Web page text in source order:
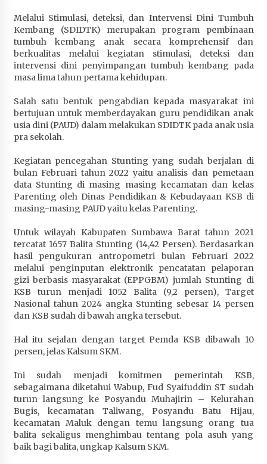
Dosen UTS Siap Kembangkan Inovasi Lewat
Pelatihan PDPP 2026 Bali
4 minggu ago
Terapkan “Polantas Menyapa”, Satlantas Polres
Sumbawa Berupaya Wujudkan Pelayanan
4 minggu ago
Capaian Program Pemerintah Kabupaten
4 minggu ago
Melalui Stimulasi, deteksi, dan Intervensi Dini Tumbuh
Kembang (SDIDTK) merupakan program pembinaan
tumbuh kembang anak secara komprehensif dan
berkualitas melalui kegiatan stimulasi, deteksi dan
intervensi dini penyimpangan tumbuh kembang pada
masa lima tahun pertama kehidupan.
Salah satu bentuk pengabdian kepada masyarakat ini
bertujuan untuk memberdayakan guru pendidikan anak
usia dini (PAUD) dalam melakukan SDIDTK pada anak usia
pra sekolah.
Kegiatan pencegahan Stunting yang sudah berjalan di
bulan Februari tahun 2022 yaitu analisis dan pemetaan
data Stunting di masing masing kecamatan dan kelas
Parenting oleh Dinas Pendidikan & Kebudayaan KSB di
masing-masing PAUD yaitu kelas Parenting.
Untuk wilayah Kabupaten Sumbawa Barat tahun 2021
tercatat 1657 Balita Stunting (14,42 Persen). Berdasarkan
hasil pengukuran antropometri bulan Februari 2022
melalui penginputan elektronik pencatatan pelaporan
gizi berbasis masyarakat (EPPGBM) jumlah Stunting di
KSB turun menjadi 1052 Balita (9,2 persen), Target
Nasional tahun 2024 angka Stunting sebesar 14 persen
dan KSB sudah di bawah angka tersebut.
Hal itu sejalan dengan target Pemda KSB dibawah 10
persen, jelas Kalsum SKM.
Ini sudah menjadi komitmen pemerintah KSB,
sebagaimana diketahui Wabup, Fud Syaifuddin ST sudah
turun langsung ke Posyandu Muhajirin – Kelurahan
Bugis, kecamatan Taliwang, Posyandu Batu Hijau,
kecamatan Maluk dengan temu langsung orang tua
balita sekaligus menghimbau tentang pola asuh yang
baik bagi balita, ungkap Kalsum SKM.